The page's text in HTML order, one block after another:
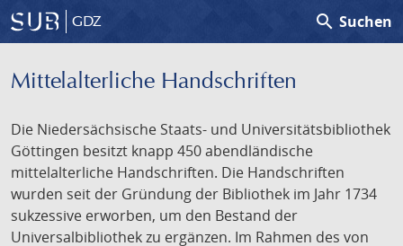
GDZ search Suchen
Mittelalterliche Handschriften
Die Niedersächsische Staats- und Universitätsbibliothek
Göttingen besitzt knapp 450 abendländische
mittelalterliche Handschriften. Die Handschriften
wurden seit der Gründung der Bibliothek im Jahr 1734
sukzessive erworben, um den Bestand der
Universalbibliothek zu ergänzen. Im Rahmen des von